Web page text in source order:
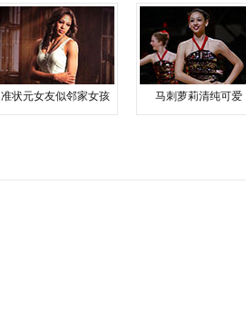
准状元女友似邻家女孩 马刺萝莉清纯可爱